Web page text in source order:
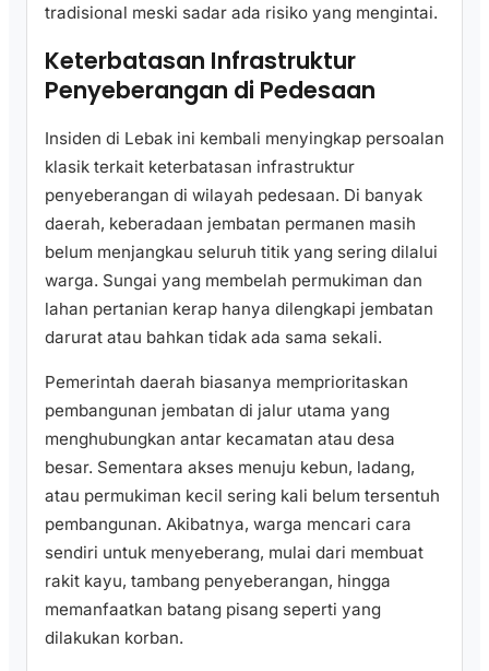
tradisional meski sadar ada risiko yang mengintai.
Keterbatasan Infrastruktur
Penyeberangan di Pedesaan
Insiden di Lebak ini kembali menyingkap persoalan
klasik terkait keterbatasan infrastruktur
penyeberangan di wilayah pedesaan. Di banyak
daerah, keberadaan jembatan permanen masih
belum menjangkau seluruh titik yang sering dilalui
warga. Sungai yang membelah permukiman dan
lahan pertanian kerap hanya dilengkapi jembatan
darurat atau bahkan tidak ada sama sekali.
Pemerintah daerah biasanya memprioritaskan
pembangunan jembatan di jalur utama yang
menghubungkan antar kecamatan atau desa
besar. Sementara akses menuju kebun, ladang,
atau permukiman kecil sering kali belum tersentuh
pembangunan. Akibatnya, warga mencari cara
sendiri untuk menyeberang, mulai dari membuat
rakit kayu, tambang penyeberangan, hingga
memanfaatkan batang pisang seperti yang
dilakukan korban.